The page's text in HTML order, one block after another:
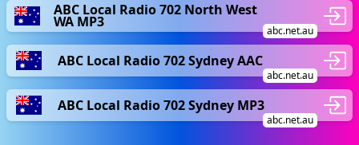
ABC Local Radio 702 North West
WA MP3
abc.net.au
ABC Local Radio 702 Sydney AAC
abc.net.au
ABC Local Radio 702 Sydney MP3
abc.net.au